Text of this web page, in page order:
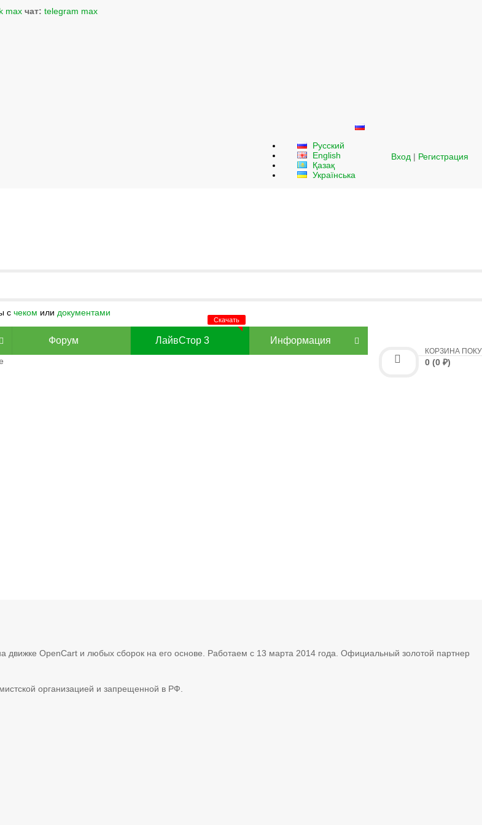
max чат: telegram max
Русский
English
Қазақ
Українська
Вход | Регистрация
с чеком или документами
КОРЗИНА
0 (0 ₽)
Форум ЛайвСтор 3 Информация
OpenCart и любых сборок на его основе. Работаем с 13 марта 2014 года. Официальный золотой партнер
организацией и запрещенной в РФ.